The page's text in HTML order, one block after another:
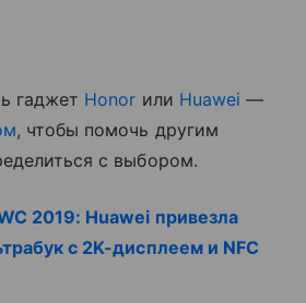
гаджет Honor или Huawei —
, чтобы помочь другим
с выбором.
2019: Huawei привезла
с 2K-дисплеем и NFC